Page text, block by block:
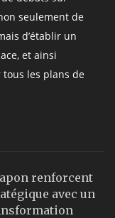
seulement de
d’établir un
et ainsi
les plans de
renforcent
avec un